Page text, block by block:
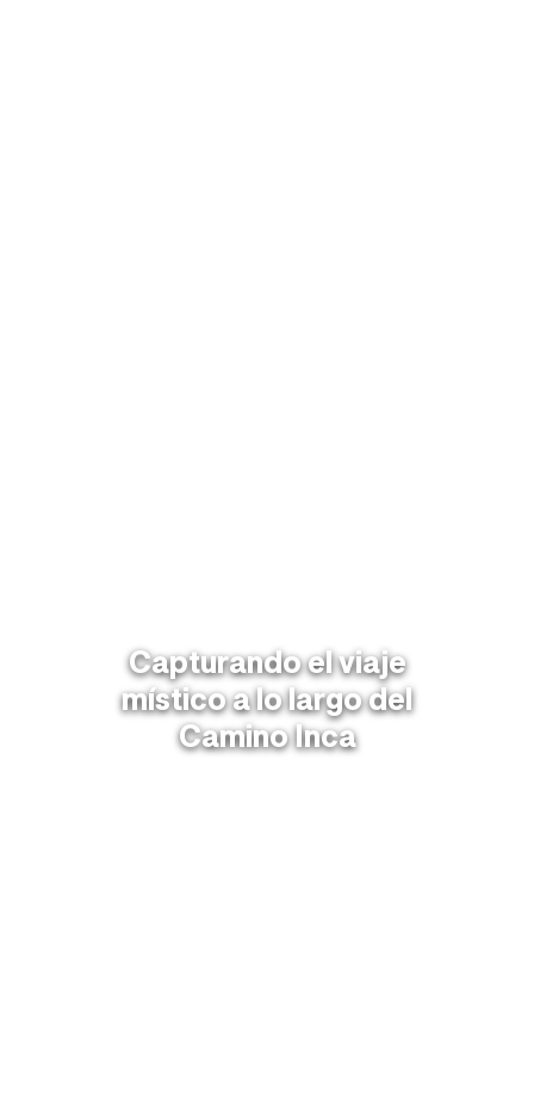
Capturando el viaje
místico a lo largo del
Camino Inca